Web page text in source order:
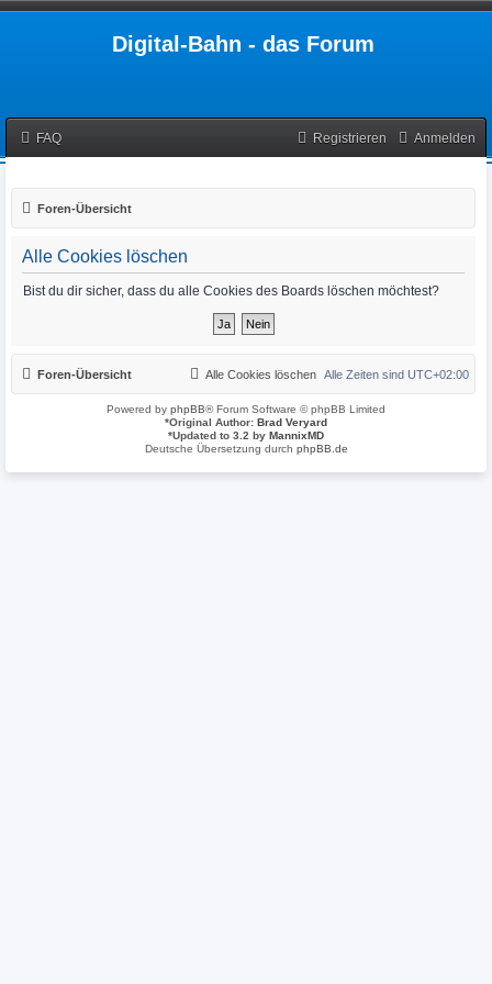
Digital-Bahn - das Forum
FAQ Anmelden
Registrieren
Foren-Übersicht
Alle Cookies löschen
Bist du dir sicher, dass du alle Cookies des Boards löschen möchtest?
Foren-Übersicht Alle Zeiten sind UTC+02:00
Alle Cookies löschen
Powered by phpBB® Forum Software © phpBB Limited
*Original Author: Brad Veryard
*Updated to 3.2 by MannixMD
Deutsche Übersetzung durch phpBB.de